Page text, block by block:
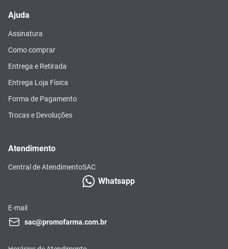
Ajuda
Assinatura
Como comprar
Entrega e Retirada
Entrega Loja Física
Forma de Pagamento
Trocas e Devoluções
Atendimento
Central de AtendimentoSAC
Whatsapp
E-mail
sac@promofarma.com.br